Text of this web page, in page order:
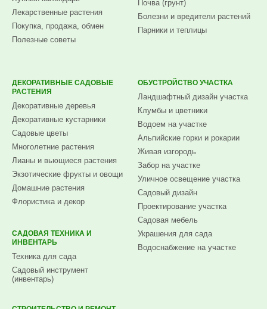
Лекарственные растения
Покупка, продажа, обмен
Полезные советы
Почва (грунт)
Болезни и вредители растений
Парники и теплицы
ДЕКОРАТИВНЫЕ САДОВЫЕ
РАСТЕНИЯ
Декоративные деревья
Декоративные кустарники
Садовые цветы
Многолетние растения
Лианы и вьющиеся растения
Экзотические фрукты и овощи
Домашние растения
Флористика и декор
САДОВАЯ ТЕХНИКА И
ИНВЕНТАРЬ
Техника для сада
Садовый инструмент
(инвентарь)
ОБУСТРОЙСТВО УЧАСТКА
Ландшафтный дизайн участка
Клумбы и цветники
Водоем на участке
Альпийские горки и рокарии
Живая изгородь
Забор на участке
Уличное освещение участка
Садовый дизайн
Проектирование участка
Садовая мебель
Украшения для сада
Водоснабжение на участке